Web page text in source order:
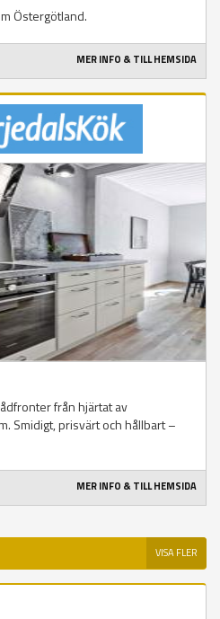
Östergötland.
MER INFO & TILL HEMSIDA
från hjärtat av
Smidigt, prisvärt och hållbart –
MER INFO & TILL HEMSIDA
VISA FLER